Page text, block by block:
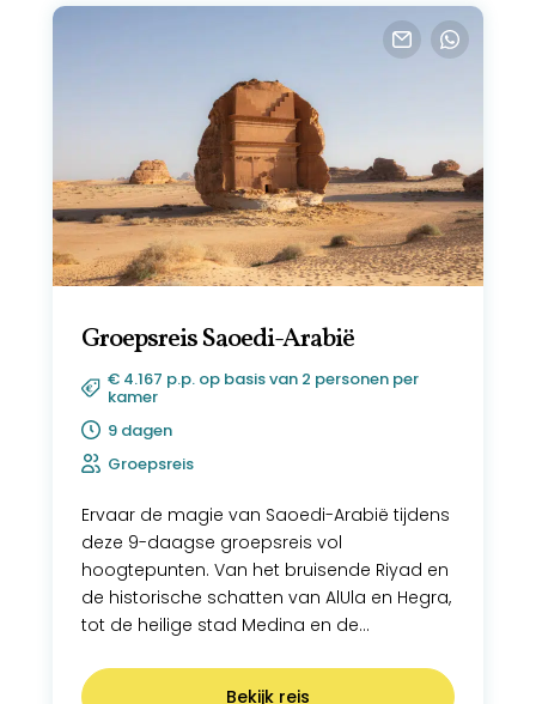
gebied van natuur, cultuur, gastvrijheid en
Groepsreis Saoedi-Arabië
€ 4.167 p.p. op basis van 2 personen per
kamer
9 dagen
Groepsreis
Ervaar de magie van Saoedi-Arabië tijdens
deze 9-daagse groepsreis vol
hoogtepunten. Van het bruisende Riyad en
de historische schatten van AlUla en Hegra,
tot de heilige stad Medina en de
lokale gastvrijheid, culturele rituelen, en
Bekijk reis